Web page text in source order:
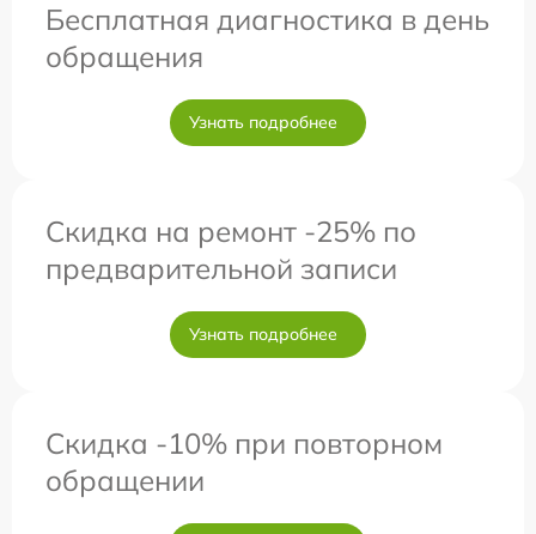
Бесплатная диагностика в день
обращения
Узнать подробнее
Скидка на ремонт -25% по
предварительной записи
Узнать подробнее
Скидка -10% при повторном
обращении